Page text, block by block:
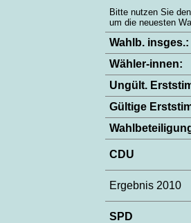
Bitte nutzen Sie
um die neuesten
Wahlb. insges.:
Wähler-innen:
Ungült.
Gültige
CDU
Ergebnis 2010
SPD